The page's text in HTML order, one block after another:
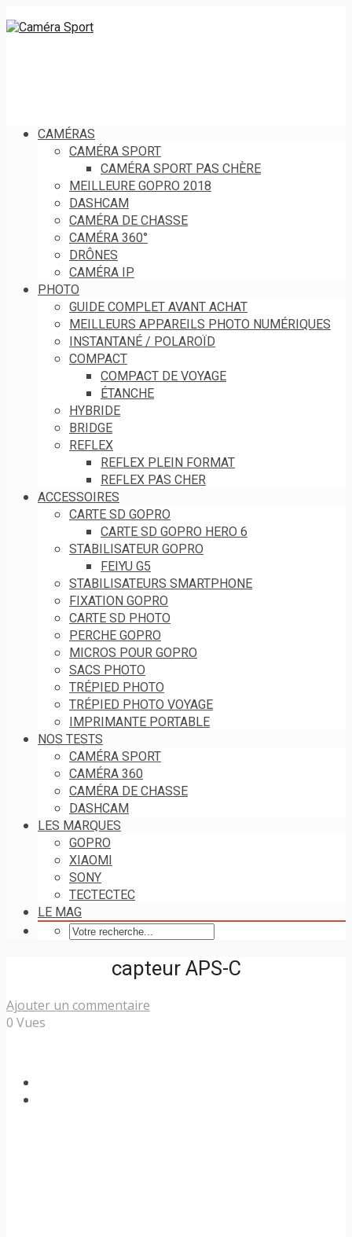
CAMÉRAS
CAMÉRA SPORT
CAMÉRA SPORT PAS CHÈRE
MEILLEURE GOPRO 2018
DASHCAM
CAMÉRA DE CHASSE
CAMÉRA 360°
DRÔNES
CAMÉRA IP
PHOTO
GUIDE COMPLET AVANT ACHAT
MEILLEURS APPAREILS PHOTO NUMÉRIQUES
INSTANTANÉ / POLAROÏD
COMPACT
COMPACT DE VOYAGE
ÉTANCHE
HYBRIDE
BRIDGE
REFLEX
REFLEX PLEIN FORMAT
REFLEX PAS CHER
ACCESSOIRES
CARTE SD GOPRO
CARTE SD GOPRO HERO 6
STABILISATEUR GOPRO
FEIYU G5
STABILISATEURS SMARTPHONE
FIXATION GOPRO
CARTE SD PHOTO
PERCHE GOPRO
MICROS POUR GOPRO
SACS PHOTO
TRÉPIED PHOTO
TRÉPIED PHOTO VOYAGE
IMPRIMANTE PORTABLE
NOS TESTS
CAMÉRA SPORT
CAMÉRA 360
CAMÉRA DE CHASSE
DASHCAM
LES MARQUES
GOPRO
XIAOMI
SONY
TECTECTEC
LE MAG
capteur APS-C
Ajouter un commentaire
0 Vues